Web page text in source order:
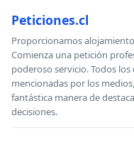
Peticiones.cl
Proporcionamos
Comienza una petición
poderoso servicio. Todos
mencionadas por los
fantástica manera de
decisiones.